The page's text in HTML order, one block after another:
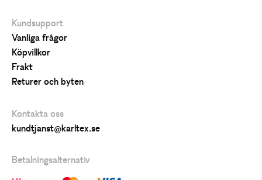
Kundsupport
Vanliga frågor
Köpvillkor
Frakt
Returer och byten
Kontakta oss
kundtjanst@karltex.se
Betalningsalternativ